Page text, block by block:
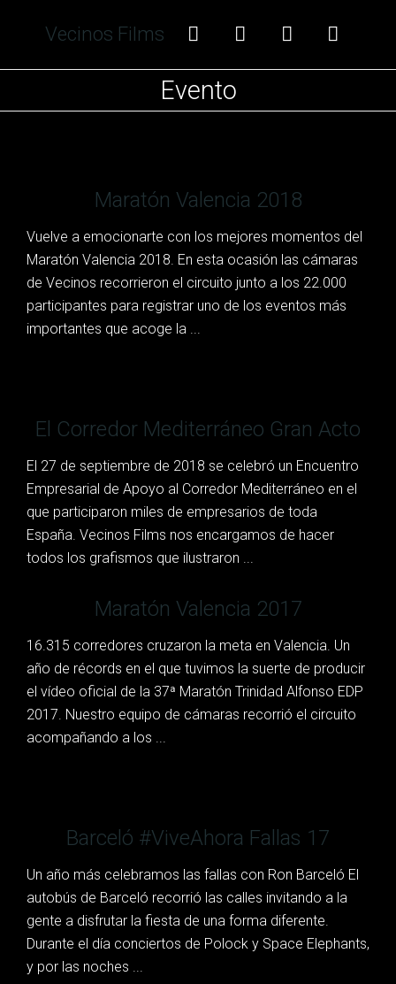
Vecinos Films
Evento
Maratón Valencia 2018
Vuelve a emocionarte con los mejores momentos del
Maratón Valencia 2018. En esta ocasión las cámaras
de Vecinos recorrieron el circuito junto a los 22.000
participantes para registrar uno de los eventos más
importantes que acoge la ...
El Corredor Mediterráneo Gran Acto
El 27 de septiembre de 2018 se celebró un Encuentro
Empresarial de Apoyo al Corredor Mediterráneo en el
que participaron miles de empresarios de toda
España. Vecinos Films nos encargamos de hacer
todos los grafismos que ilustraron ...
Maratón Valencia 2017
16.315 corredores cruzaron la meta en Valencia. Un
año de récords en el que tuvimos la suerte de producir
el vídeo oficial de la 37ª Maratón Trinidad Alfonso EDP
2017. Nuestro equipo de cámaras recorrió el circuito
acompañando a los ...
Barceló #ViveAhora Fallas 17
Un año más celebramos las fallas con Ron Barceló El
autobús de Barceló recorrió las calles invitando a la
gente a disfrutar la fiesta de una forma diferente.
Durante el día conciertos de Polock y Space Elephants,
y por las noches ...